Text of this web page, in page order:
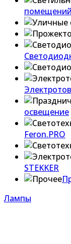
помещений
освещение
Feron.PRO
STEKKER
Лампы